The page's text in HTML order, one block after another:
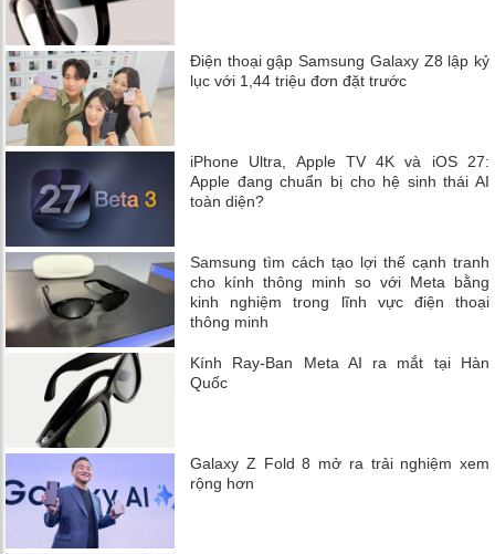
Điện thoại gập Samsung Galaxy Z8 lập kỷ
lục với 1,44 triệu đơn đặt trước
iPhone Ultra, Apple TV 4K và iOS 27:
Apple đang chuẩn bị cho hệ sinh thái AI
toàn diện?
Samsung tìm cách tạo lợi thế cạnh tranh
cho kính thông minh so với Meta bằng
kinh nghiệm trong lĩnh vực điện thoại
thông minh
Kính Ray-Ban Meta AI ra mắt tại Hàn
Quốc
Galaxy Z Fold 8 mở ra trải nghiệm xem
rộng hơn